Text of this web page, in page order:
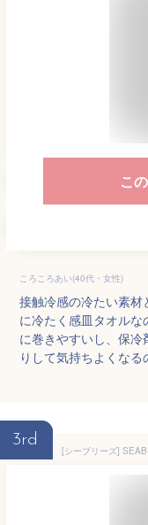
こ
ころころあい(40代・女性)
接触冷感の冷たい素
に冷たく感皿タオル
に巻きやすいし、保
りして気持ちよくなる
3rd